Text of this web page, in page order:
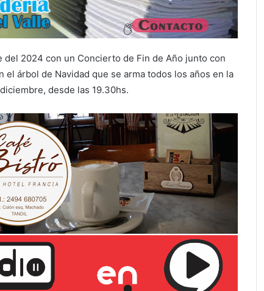
del 2024 con un Concierto de Fin de Año junto con
árbol de Navidad que se arma todos los años en la
desde las 19.30hs.